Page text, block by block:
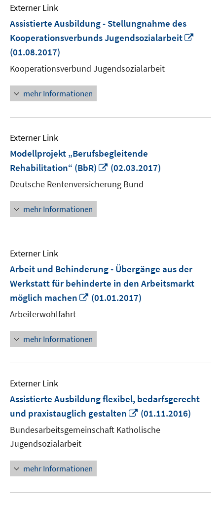
Externer Link
Assistierte Ausbildung - Stellungnahme des
Kooperationsverbunds Jugendsozialarbeit
(01.08.2017)
Kooperationsverbund Jugendsozialarbeit
mehr Informationen
Externer Link
Modellprojekt „Berufsbegleitende
Rehabilitation“ (BbR)
In
Fenster
(02.03.2017)
Deutsche Rentenversicherung Bund
mehr Informationen
Externer Link
Arbeit und Behinderung - Übergänge aus der
Werkstatt für behinderte in den Arbeitsmarkt
möglich machen
In
öffnen
(01.01.2017)
Arbeiterwohlfahrt
mehr Informationen
Externer Link
Assistierte Ausbildung flexibel, bedarfsgerecht
und praxistauglich gestalten
In
neuem
Fenster
(01.11.2016)
Bundesarbeitsgemeinschaft Katholische
Jugendsozialarbeit
mehr Informationen